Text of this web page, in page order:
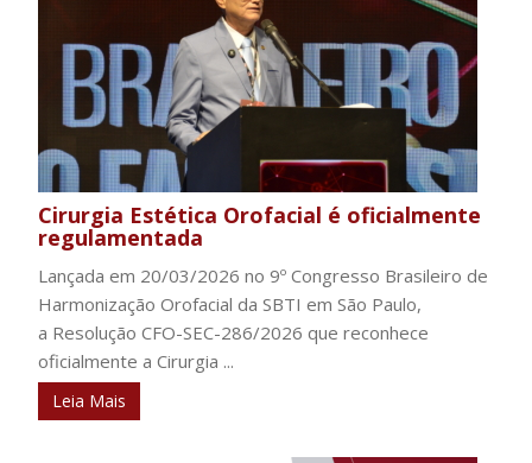
Cirurgia Estética Orofacial é oficialmente
regulamentada
Lançada em 20/03/2026 no 9º Congresso Brasileiro de
Harmonização Orofacial da SBTI em São Paulo,
a Resolução CFO-SEC-286/2026 que reconhece
oficialmente a Cirurgia ...
Leia Mais